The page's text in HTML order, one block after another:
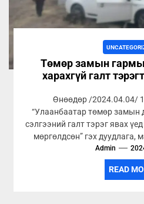
Төмөр замын
харахгүй галт
Өнөөдөр /2024.04.04/
“Улаанбаатар төмөр замын
сэлгээний галт тэрэг явах
мөргөлдсөн” гэх дуудлага,
Admin
READ